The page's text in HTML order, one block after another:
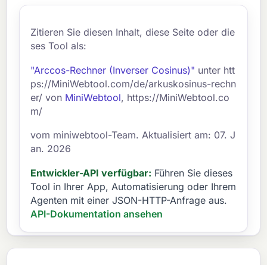
Zitieren Sie diesen Inhalt, diese Seite oder die
ses Tool als:
"Arccos-Rechner (Inverser Cosinus)" unter htt
ps://MiniWebtool.com/de/arkuskosinus-rechn
er/ von MiniWebtool, https://MiniWebtool.co
m/
vom miniwebtool-Team. Aktualisiert am: 07. J
an. 2026
Entwickler-API verfügbar: Führen Sie dieses
Tool in Ihrer App, Automatisierung oder Ihrem
Agenten mit einer JSON-HTTP-Anfrage aus.
API-Dokumentation ansehen